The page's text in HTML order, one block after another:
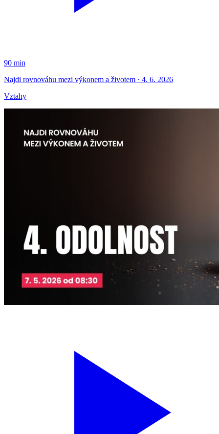
90 min
Najdi rovnováhu mezi výkonem a životem · 4. 6. 2026
Vztahy